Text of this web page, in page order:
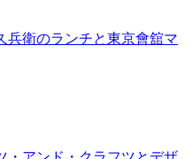
兵衛のランチと東京會舘マ